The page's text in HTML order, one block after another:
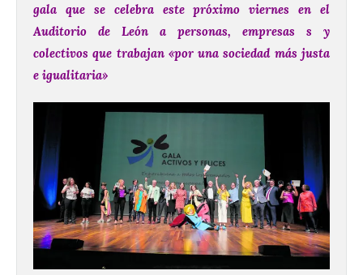
gala que se celebra este próximo viernes en el
Auditorio de León a personas, empresas s y
colectivos que trabajan «por una sociedad más justa
e igualitaria»